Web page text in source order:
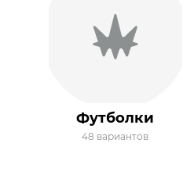
Футболки
48 вариантов